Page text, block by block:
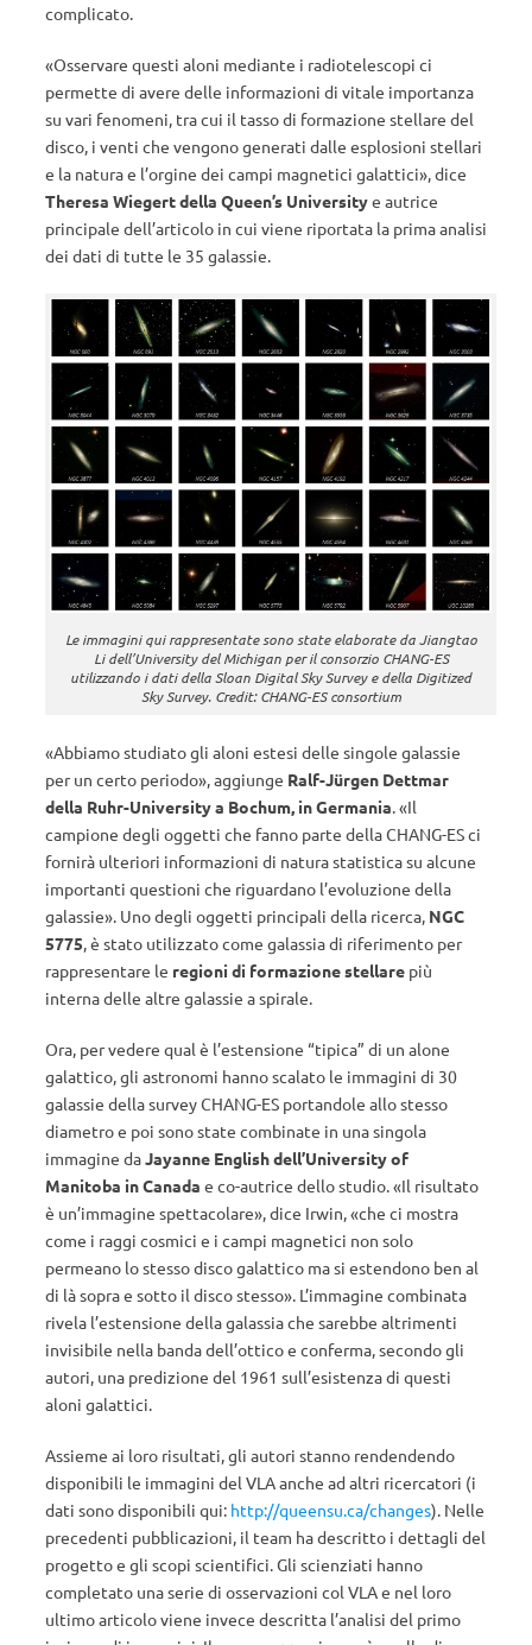
complicato.
«Osservare questi aloni mediante i radiotelescopi ci
permette di avere delle informazioni di vitale importanza
su vari fenomeni, tra cui il tasso di formazione stellare del
disco, i venti che vengono generati dalle esplosioni stellari
e la natura e l’orgine dei campi magnetici galattici», dice
Theresa Wiegert della Queen’s Universitye autrice
principale dell’articolo in cui viene riportata la prima analisi
dei dati di tutte le 35 galassie.
Le immagini qui rappresentate sono state elaborate da Jiangtao
Li dell’University del Michigan per il consorzio CHANG-ES
utilizzando i dati della Sloan Digital Sky Survey e della Digitized
Sky Survey. Credit: CHANG-ES consortium
«Abbiamo studiato gli aloni estesi delle singole galassie
per un certo periodo», aggiunge Ralf-Jürgen Dettmar
della Ruhr-University a Bochum, in Germania. «Il
campione degli oggetti che fanno parte della CHANG-ES ci
fornirà ulteriori informazioni di natura statistica su alcune
importanti questioni che riguardano l’evoluzione della
galassie». Uno degli oggetti principali della ricerca, NGC
5775, è stato utilizzato come galassia di riferimento per
rappresentare le regioni di formazione stellare più
interna delle altre galassie a spirale.
Ora, per vedere qual è l’estensione “tipica” di un alone
galattico, gli astronomi hanno scalato le immagini di 30
galassie della survey CHANG-ES portandole allo stesso
diametro e poi sono state combinate in una singola
immagine daJayanne English dell’University of
Manitoba in Canada e co-autrice dello studio. «Il risultato
è un’immagine spettacolare», dice Irwin, «che ci mostra
come i raggi cosmici e i campi magnetici non solo
permeano lo stesso disco galattico ma si estendono ben al
di là sopra e sotto il disco stesso». L’immagine combinata
rivela l’estensione della galassia che sarebbe altrimenti
invisibile nella banda dell’ottico e conferma, secondo gli
autori, una predizione del 1961 sull’esistenza di questi
aloni galattici.
Assieme ai loro risultati, gli autori stanno rendendendo
disponibili le immagini del VLA anche ad altri ricercatori (i
dati sono disponibili qui: http://queensu.ca/changes). Nelle
precedenti pubblicazioni, il team ha descritto i dettagli del
progetto e gli scopi scientifici. Gli scienziati hanno
completato una serie di osservazioni col VLA e nel loro
ultimo articolo viene invece descritta l’analisi del primo